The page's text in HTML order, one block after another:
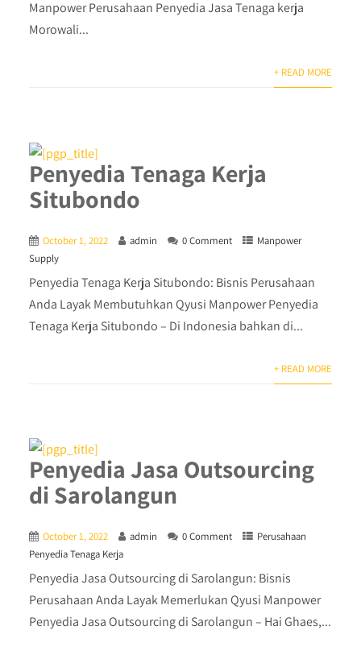
Manpower Perusahaan Penyedia Jasa Tenaga kerja
Morowali...
+ READ MORE
Penyedia Tenaga Kerja
Situbondo
October 1, 2022 admin 0 Comment
Manpower
Supply
Penyedia Tenaga Kerja Situbondo: Bisnis Perusahaan
Anda Layak Membutuhkan Qyusi Manpower Penyedia
Tenaga Kerja Situbondo – Di Indonesia bahkan di...
+ READ MORE
Penyedia Jasa Outsourcing
di Sarolangun
October 1, 2022 admin 0 Comment
Perusahaan
Penyedia Tenaga Kerja
Penyedia Jasa Outsourcing di Sarolangun: Bisnis
Perusahaan Anda Layak Memerlukan Qyusi Manpower
Penyedia Jasa Outsourcing di Sarolangun – Hai Ghaes,...